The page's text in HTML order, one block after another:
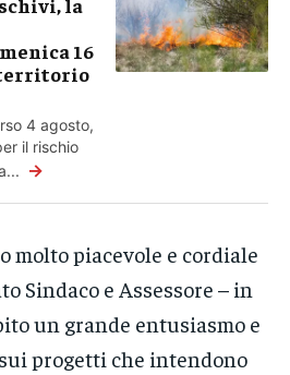
16
territorio
4 agosto,
il rischio
→
molto piacevole e cordiale
Sindaco e Assessore – in
un grande entusiasmo e
progetti che intendono